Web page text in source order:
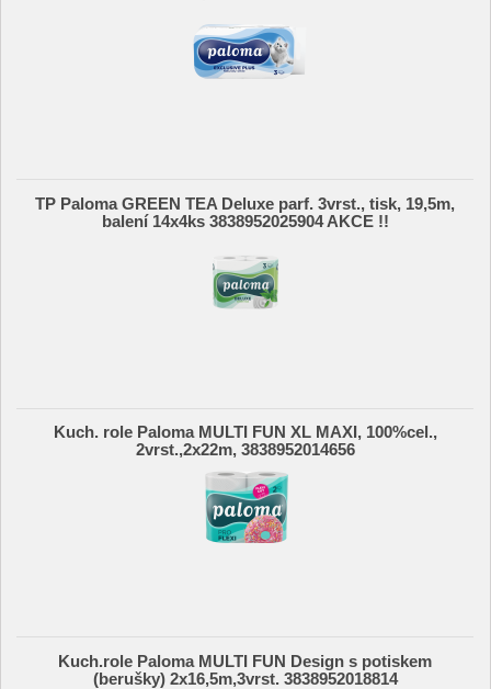
TP Paloma GREEN TEA Deluxe parf. 3vrst., tisk, 19,5m,
balení 14x4ks 3838952025904 AKCE !!
Kuch. role Paloma MULTI FUN XL MAXI, 100%cel.,
2vrst.,2x22m, 3838952014656
Kuch.role Paloma MULTI FUN Design s potiskem
(berušky) 2x16,5m,3vrst. 3838952018814